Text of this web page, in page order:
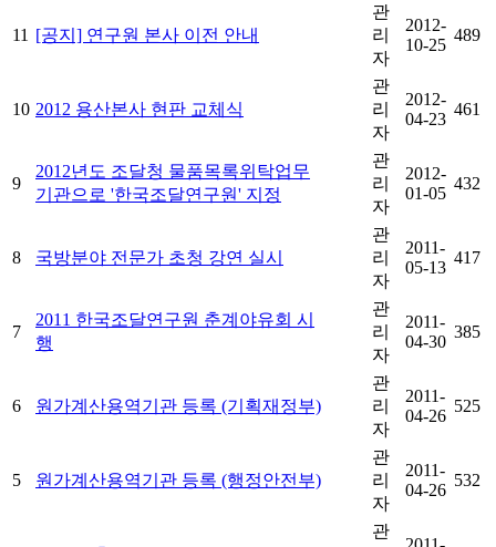
11 [공지] 연구원 본사 이전 안내
관
리
자
2012-
10-25
489
10 2012 용산본사 현판 교체식
관
리
자
2012-
04-23
461
9
2012년도 조달청 물품목록위탁업무
기관으로 '한국조달연구원' 지정
관
리
자
2012-
01-05
432
8 국방분야 전문가 초청 강연 실시
관
리
자
2011-
05-13
417
7
2011 한국조달연구원 춘계야유회 시
행
관
리
자
2011-
04-30
385
6 원가계산용역기관 등록 (기획재정부)
관
리
자
2011-
04-26
525
5 원가계산용역기관 등록 (행정안전부)
관
리
자
2011-
04-26
532
관